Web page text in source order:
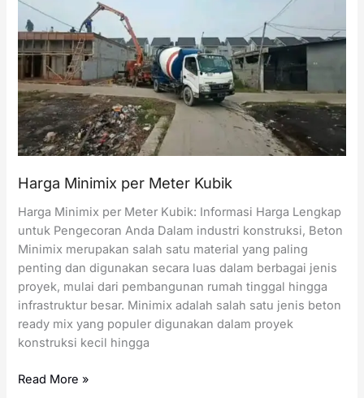
Harga Minimix per Meter Kubik
Harga Minimix per Meter Kubik: Informasi Harga Lengkap
untuk Pengecoran Anda Dalam industri konstruksi, Beton
Minimix merupakan salah satu material yang paling
penting dan digunakan secara luas dalam berbagai jenis
proyek, mulai dari pembangunan rumah tinggal hingga
infrastruktur besar. Minimix adalah salah satu jenis beton
ready mix yang populer digunakan dalam proyek
konstruksi kecil hingga
Harga
Read More »